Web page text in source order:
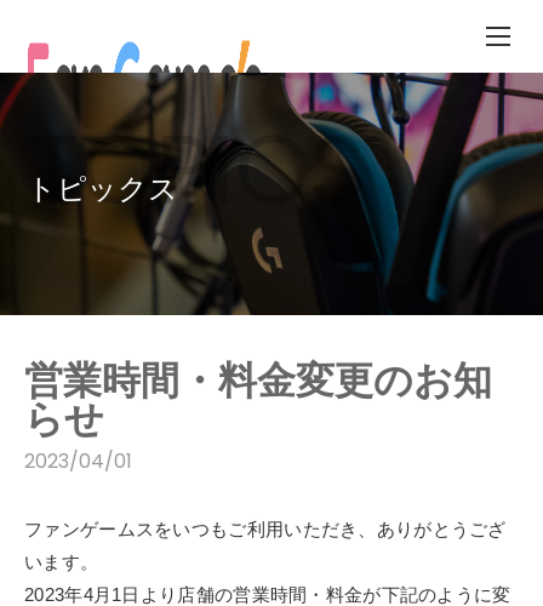
テ
ン
ツ
キ
トピックス
TOPICS
営業時間・料金変更のお知
らせ
2023/04/01
ファンゲームスをいつもご利用いただき、ありがとうござ
います。
2023年4月1日より店舗の営業時間・料金が下記のように変